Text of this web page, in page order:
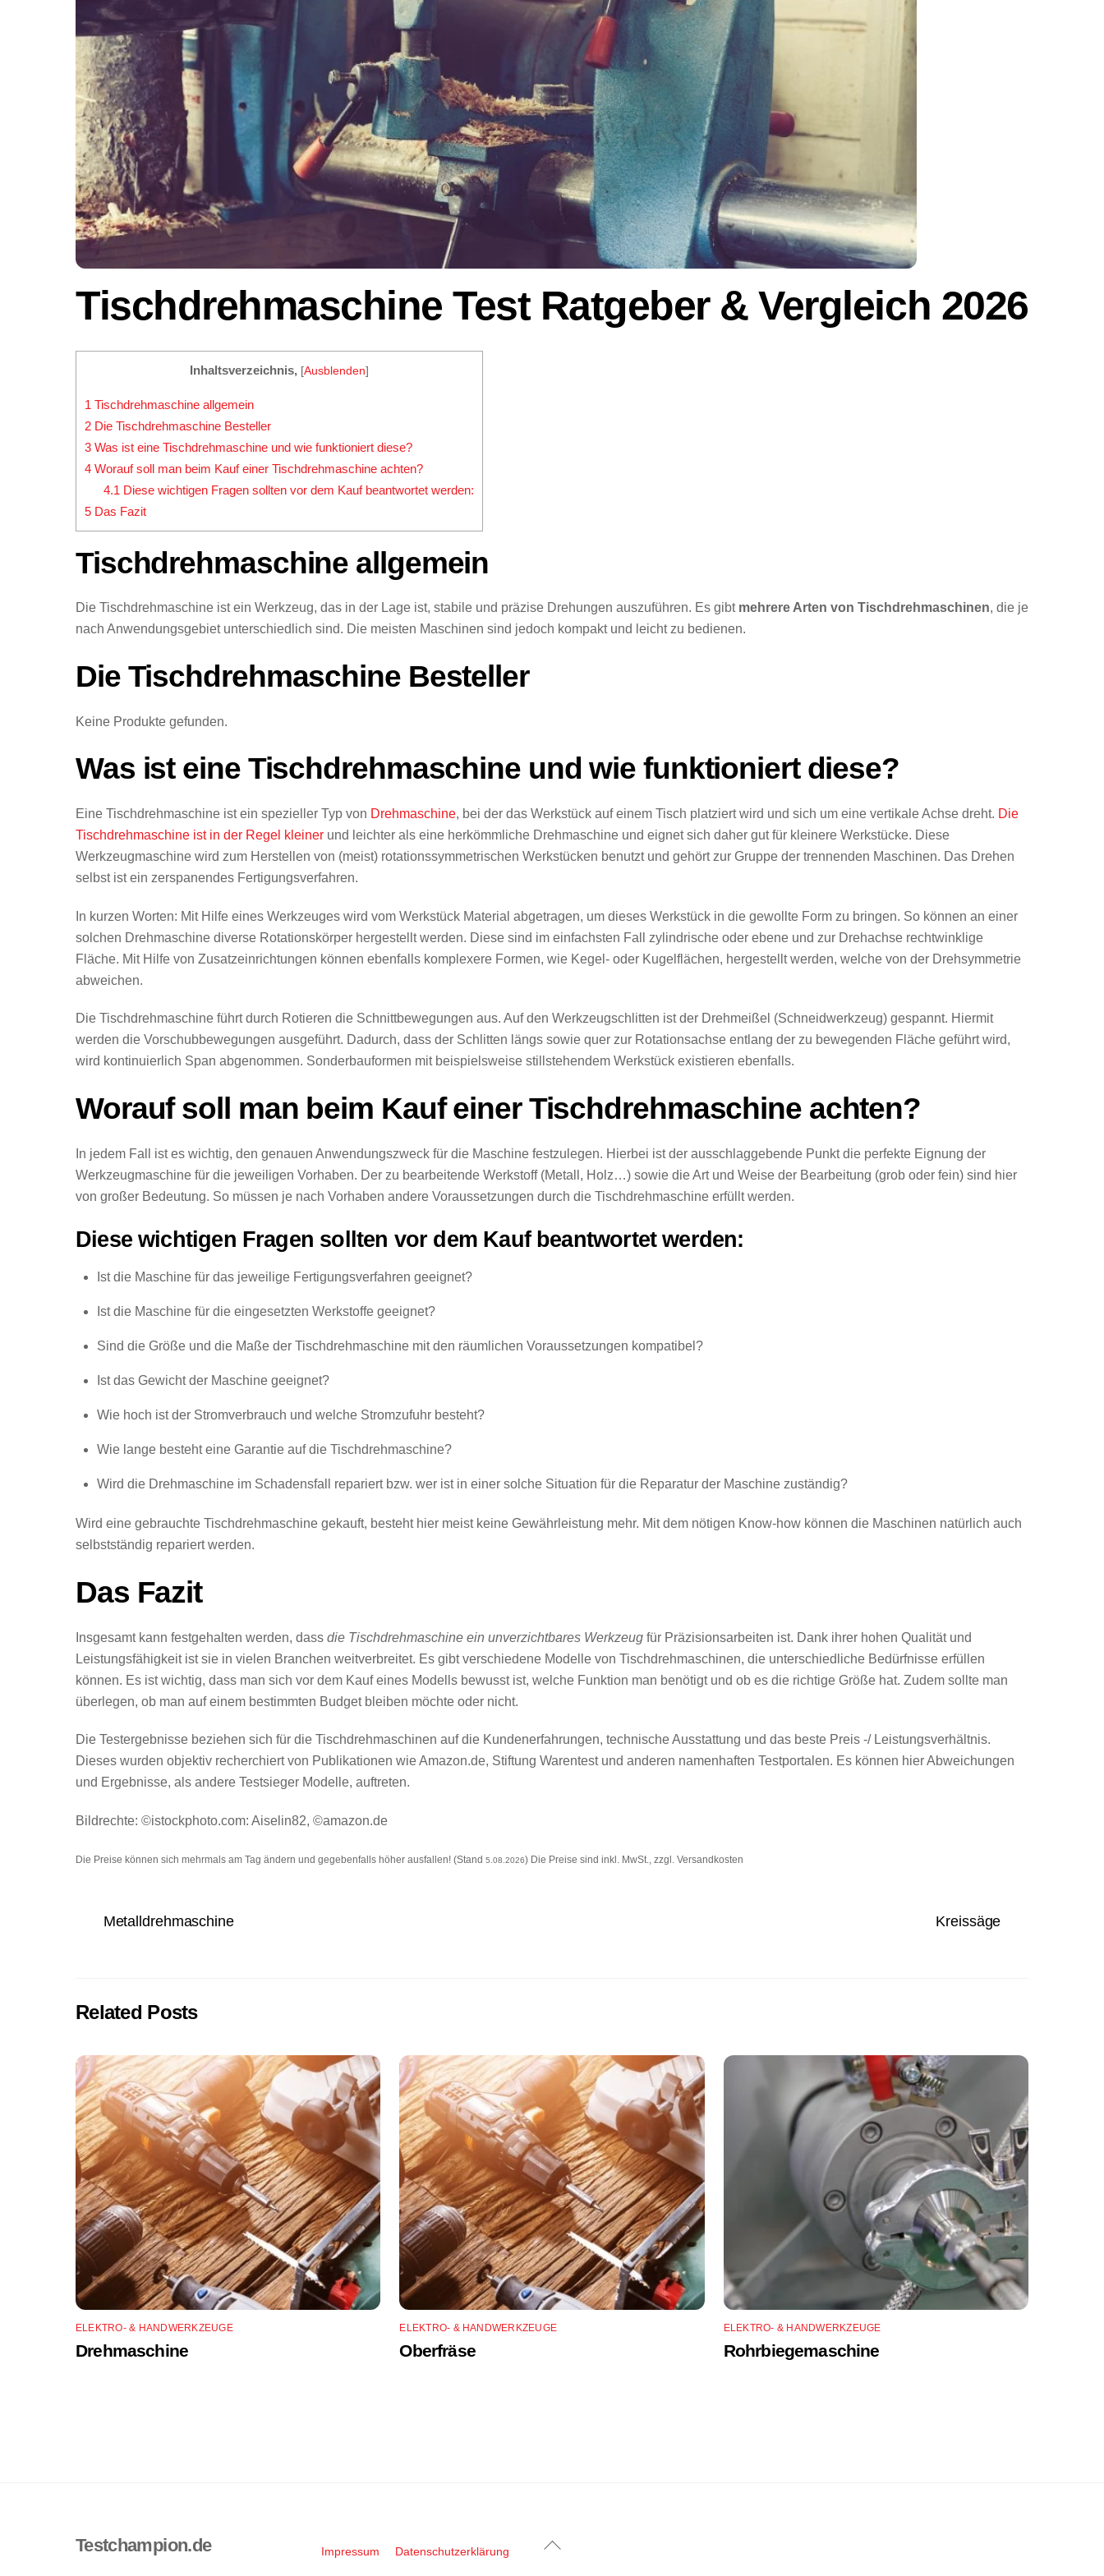
Tischdrehmaschine Test Ratgeber & Vergleich 2026
Inhaltsverzeichnis, [Ausblenden]
1 Tischdrehmaschine allgemein
2 Die Tischdrehmaschine Besteller
3 Was ist eine Tischdrehmaschine und wie funktioniert diese?
4 Worauf soll man beim Kauf einer Tischdrehmaschine achten?
4.1 Diese wichtigen Fragen sollten vor dem Kauf beantwortet werden:
5 Das Fazit
Tischdrehmaschine allgemein
Die Tischdrehmaschine ist ein Werkzeug, das in der Lage ist, stabile und präzise Drehungen auszuführen. Es gibt mehrere Arten von Tischdrehmaschinen, die je
nach Anwendungsgebiet unterschiedlich sind. Die meisten Maschinen sind jedoch kompakt und leicht zu bedienen.
Die Tischdrehmaschine Besteller
Keine Produkte gefunden.
Was ist eine Tischdrehmaschine und wie funktioniert diese?
Eine Tischdrehmaschine ist ein spezieller Typ von Drehmaschine, bei der das Werkstück auf einem Tisch platziert wird und sich um eine vertikale Achse dreht. Die
Tischdrehmaschine ist in der Regel kleiner und leichter als eine herkömmliche Drehmaschine und eignet sich daher gut für kleinere Werkstücke. Diese
Werkzeugmaschine wird zum Herstellen von (meist) rotationssymmetrischen Werkstücken benutzt und gehört zur Gruppe der trennenden Maschinen. Das Drehen
selbst ist ein zerspanendes Fertigungsverfahren.
In kurzen Worten: Mit Hilfe eines Werkzeuges wird vom Werkstück Material abgetragen, um dieses Werkstück in die gewollte Form zu bringen. So können an einer
solchen Drehmaschine diverse Rotationskörper hergestellt werden. Diese sind im einfachsten Fall zylindrische oder ebene und zur Drehachse rechtwinklige
Fläche. Mit Hilfe von Zusatzeinrichtungen können ebenfalls komplexere Formen, wie Kegel- oder Kugelflächen, hergestellt werden, welche von der Drehsymmetrie
abweichen.
Die Tischdrehmaschine führt durch Rotieren die Schnittbewegungen aus. Auf den Werkzeugschlitten ist der Drehmeißel (Schneidwerkzeug) gespannt. Hiermit
werden die Vorschubbewegungen ausgeführt. Dadurch, dass der Schlitten längs sowie quer zur Rotationsachse entlang der zu bewegenden Fläche geführt wird,
wird kontinuierlich Span abgenommen. Sonderbauformen mit beispielsweise stillstehendem Werkstück existieren ebenfalls.
Worauf soll man beim Kauf einer Tischdrehmaschine achten?
In jedem Fall ist es wichtig, den genauen Anwendungszweck für die Maschine festzulegen. Hierbei ist der ausschlaggebende Punkt die perfekte Eignung der
Werkzeugmaschine für die jeweiligen Vorhaben. Der zu bearbeitende Werkstoff (Metall, Holz…) sowie die Art und Weise der Bearbeitung (grob oder fein) sind hier
von großer Bedeutung. So müssen je nach Vorhaben andere Voraussetzungen durch die Tischdrehmaschine erfüllt werden.
Diese wichtigen Fragen sollten vor dem Kauf beantwortet werden:
Ist die Maschine für das jeweilige Fertigungsverfahren geeignet?
Ist die Maschine für die eingesetzten Werkstoffe geeignet?
Sind die Größe und die Maße der Tischdrehmaschine mit den räumlichen Voraussetzungen kompatibel?
Ist das Gewicht der Maschine geeignet?
Wie hoch ist der Stromverbrauch und welche Stromzufuhr besteht?
Wie lange besteht eine Garantie auf die Tischdrehmaschine?
Wird die Drehmaschine im Schadensfall repariert bzw. wer ist in einer solche Situation für die Reparatur der Maschine zuständig?
Wird eine gebrauchte Tischdrehmaschine gekauft, besteht hier meist keine Gewährleistung mehr. Mit dem nötigen Know-how können die Maschinen natürlich auch
selbstständig repariert werden.
Das Fazit
Insgesamt kann festgehalten werden, dass die Tischdrehmaschine ein unverzichtbares Werkzeug für Präzisionsarbeiten ist. Dank ihrer hohen Qualität und
Leistungsfähigkeit ist sie in vielen Branchen weitverbreitet. Es gibt verschiedene Modelle von Tischdrehmaschinen, die unterschiedliche Bedürfnisse erfüllen
können. Es ist wichtig, dass man sich vor dem Kauf eines Modells bewusst ist, welche Funktion man benötigt und ob es die richtige Größe hat. Zudem sollte man
überlegen, ob man auf einem bestimmten Budget bleiben möchte oder nicht.
Die Testergebnisse beziehen sich für die Tischdrehmaschinen auf die Kundenerfahrungen, technische Ausstattung und das beste Preis -/ Leistungsverhältnis.
Dieses wurden objektiv recherchiert von Publikationen wie Amazon.de, Stiftung Warentest und anderen namenhaften Testportalen. Es können hier Abweichungen
und Ergebnisse, als andere Testsieger Modelle, auftreten.
Bildrechte: ©istockphoto.com: Aiselin82, ©amazon.de
Die Preise können sich mehrmals am Tag ändern und gegebenfalls höher ausfallen! (Stand 5.08.2026) Die Preise sind inkl. MwSt., zzgl. Versandkosten
Metalldrehmaschine Kreissäge
Related Posts
ELEKTRO- & HANDWERKZEUGE
Drehmaschine
ELEKTRO- & HANDWERKZEUGE
Oberfräse
ELEKTRO- & HANDWERKZEUGE
Rohrbiegemaschine
Back
Testchampion.de Impressum Datenschutzerklärung